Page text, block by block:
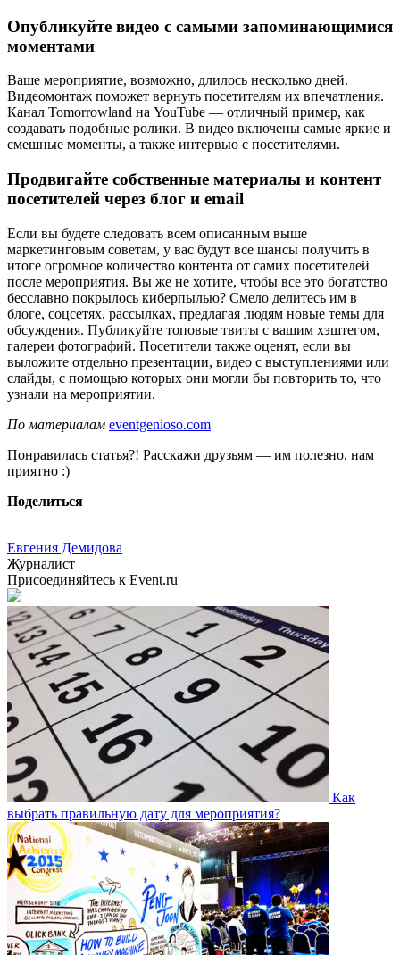
Опубликуйте видео с самыми запоминающимися
моментами
Ваше мероприятие, возможно, длилось несколько дней.
Видеомонтаж поможет вернуть посетителям их впечатления.
Канал Tomorrowland на YouTube — отличный пример, как
создавать подобные ролики. В видео включены самые яркие и
смешные моменты, а также интервью с посетителями.
Продвигайте собственные материалы и контент
посетителей через блог и email
Если вы будете следовать всем описанным выше
маркетинговым советам, у вас будут все шансы получить в
итоге огромное количество контента от самих посетителей
после мероприятия. Вы же не хотите, чтобы все это богатство
бесславно покрылось киберпылью? Смело делитесь им в
блоге, соцсетях, рассылках, предлагая людям новые темы для
обсуждения. Публикуйте топовые твиты с вашим хэштегом,
галереи фотографий. Посетители также оценят, если вы
выложите отдельно презентации, видео с выступлениями или
слайды, с помощью которых они могли бы повторить то, что
узнали на мероприятии.
По материалам eventgenioso.com
Понравилась статья?! Расскажи друзьям — им полезно, нам
приятно :)
Поделиться
Евгения Демидова
Журналист
Присоединяйтесь к Event.ru
Как
выбрать правильную дату для мероприятия?